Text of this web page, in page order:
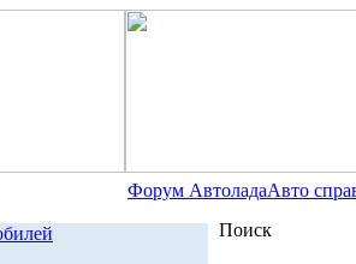
Форум АвтоладаАвто
Поиск